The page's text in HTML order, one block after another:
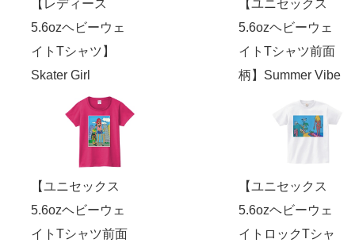
【レディース
5.6ozヘビーウェ
イトTシャツ】
Skater Girl
【ユニセックス
5.6ozヘビーウェ
イトTシャツ前面
柄】Summer Vibe
【ユニセックス
5.6ozヘビーウェ
イトTシャツ前面
【ユニセックス
5.6ozヘビーウェ
イトロックTシャ